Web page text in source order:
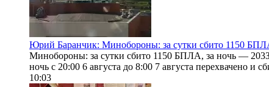
Юрий Баранчик: Минобороны: за сутки сбито 1150
Минобороны: за сутки сбито 1150 БПЛА, за ночь —
ночь с 20:00 6 августа до 8:00 7 августа перехвачено и
10:03